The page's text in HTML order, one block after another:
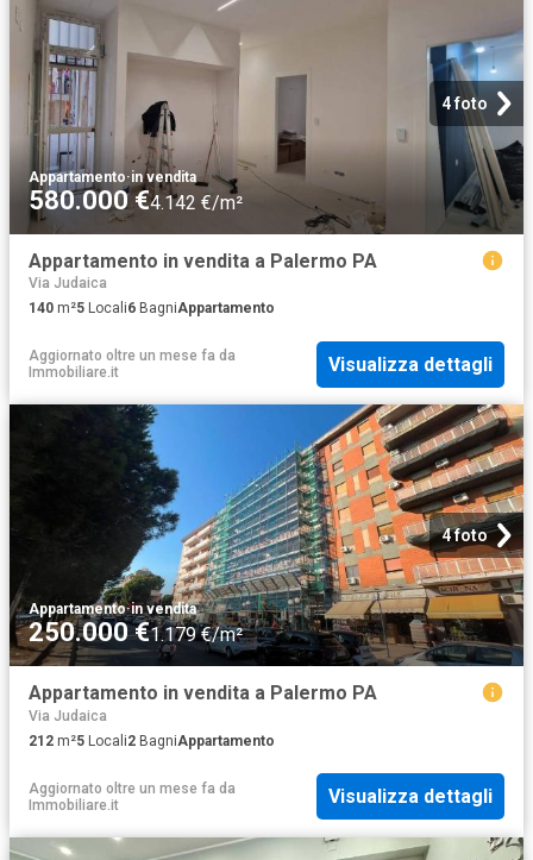
4 foto
Appartamento·in vendita
580.000 €4.142 €/m²
Appartamento in vendita a Palermo PA
Via Judaica
140 m²5 Locali6 BagniAppartamento
Aggiornato oltre un mese fa da
Immobiliare.it
Visualizza dettagli
4 foto
Appartamento·in vendita
250.000 €1.179 €/m²
Appartamento in vendita a Palermo PA
Via Judaica
212 m²5 Locali2 BagniAppartamento
Aggiornato oltre un mese fa da
Immobiliare.it
Visualizza dettagli